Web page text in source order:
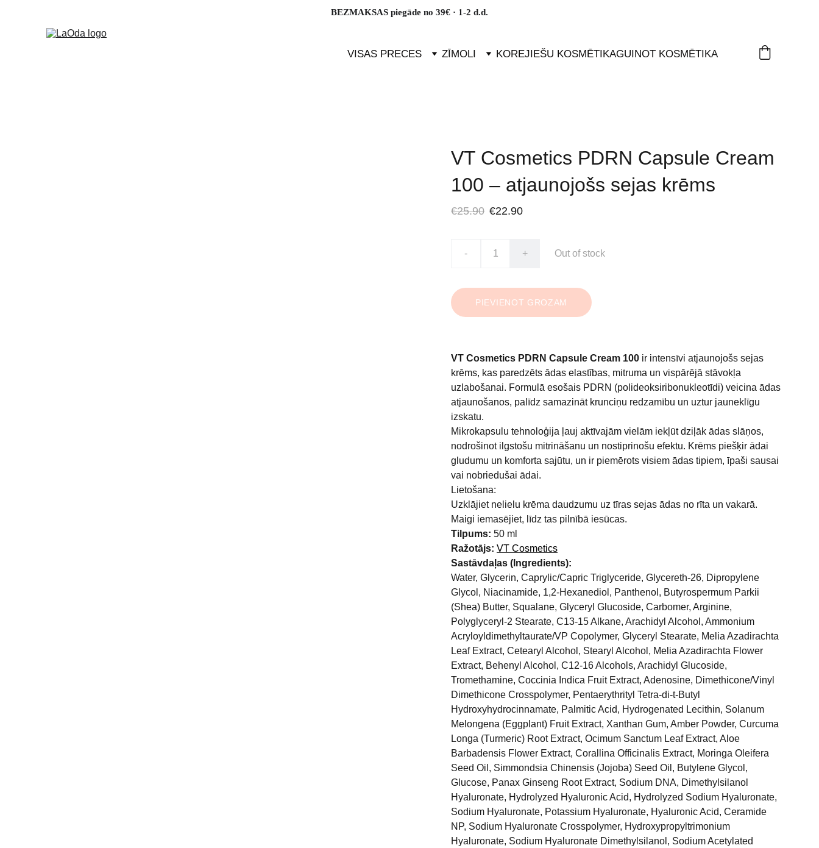
BEZMAKSAS piegāde no 39€ · 1-2 d.d.
VISAS PRECES ZĪMOLI KOREJIEŠU KOSMĒTIKAGUINOT KOSMĒTIKA
VT Cosmetics PDRN Capsule Cream
100 – atjaunojošs sejas krēms
€25.90 €22.90
- + Out of stock
PIEVIENOT GROZAM
VT Cosmetics PDRN Capsule Cream 100 ir intensīvi atjaunojošs sejas
krēms, kas paredzēts ādas elastības, mitruma un vispārējā stāvokļa
uzlabošanai. Formulā esošais PDRN (polideoksiribonukleotīdi) veicina ādas
atjaunošanos, palīdz samazināt krunciņu redzamību un uztur jauneklīgu
izskatu.
Mikrokapsulu tehnoloģija ļauj aktīvajām vielām iekļūt dziļāk ādas slāņos,
nodrošinot ilgstošu mitrināšanu un nostiprinošu efektu. Krēms piešķir ādai
gludumu un komforta sajūtu, un ir piemērots visiem ādas tipiem, īpaši sausai
vai nobriedušai ādai.
Lietošana:
Uzklājiet nelielu krēma daudzumu uz tīras sejas ādas no rīta un vakarā.
Maigi iemasējiet, līdz tas pilnībā iesūcas.
Tilpums: 50 ml
Ražotājs: VT Cosmetics
Sastāvdaļas (Ingredients):
Water, Glycerin, Caprylic/Capric Triglyceride, Glycereth-26, Dipropylene
Glycol, Niacinamide, 1,2-Hexanediol, Panthenol, Butyrospermum Parkii
(Shea) Butter, Squalane, Glyceryl Glucoside, Carbomer, Arginine,
Polyglyceryl-2 Stearate, C13-15 Alkane, Arachidyl Alcohol, Ammonium
Acryloyldimethyltaurate/VP Copolymer, Glyceryl Stearate, Melia Azadirachta
Leaf Extract, Cetearyl Alcohol, Stearyl Alcohol, Melia Azadirachta Flower
Extract, Behenyl Alcohol, C12-16 Alcohols, Arachidyl Glucoside,
Tromethamine, Coccinia Indica Fruit Extract, Adenosine, Dimethicone/Vinyl
Dimethicone Crosspolymer, Pentaerythrityl Tetra-di-t-Butyl
Hydroxyhydrocinnamate, Palmitic Acid, Hydrogenated Lecithin, Solanum
Melongena (Eggplant) Fruit Extract, Xanthan Gum, Amber Powder, Curcuma
Longa (Turmeric) Root Extract, Ocimum Sanctum Leaf Extract, Aloe
Barbadensis Flower Extract, Corallina Officinalis Extract, Moringa Oleifera
Seed Oil, Simmondsia Chinensis (Jojoba) Seed Oil, Butylene Glycol,
Glucose, Panax Ginseng Root Extract, Sodium DNA, Dimethylsilanol
Hyaluronate, Hydrolyzed Hyaluronic Acid, Hydrolyzed Sodium Hyaluronate,
Sodium Hyaluronate, Potassium Hyaluronate, Hyaluronic Acid, Ceramide
NP, Sodium Hyaluronate Crosspolymer, Hydroxypropyltrimonium
Hyaluronate, Sodium Hyaluronate Dimethylsilanol, Sodium Acetylated